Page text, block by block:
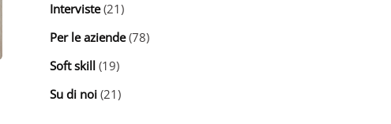
Interviste(21)
Per le aziende(78)
Soft skill (19)
Su di noi (21)